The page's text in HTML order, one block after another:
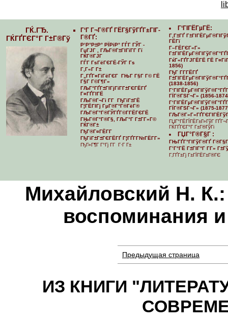
ГЌ.ГЂ.
ГЌГҐГЄГ°Г Г±Г®Гў
Г‘Г Г¬Г®ГҐ ГЁГ§ГўГҐГ±ГІГ­
Г®ГҐ:
Р‘Р°Р±Р° РЇРіР° ГЃГ ГЎГ -
ГџГЈГ , ГЉГ®Г±ГІГїГ­Г Гї
ГЌГ®ГЈГ
ГЃГ ГѕГёГЄГЁ-ГЎГ Гѕ
Г‚Г«Г Г±
Г„ГҐГ¤ГіГёГЄГ ГЊГ Г§Г Г© ГЁ
Г§Г Г©Г¶Г»
ГЉГ°ГҐГ±ГІГјГїГ­Г±ГЄГЁГҐ
Г¤ГҐГІГЁ
ГЉГ®Г¬Гі Г­Г ГђГіГ±ГЁ
Г¦ГЁГІГј ГµГ®Г°Г®ГёГ®
ГЉГ®Г°Г®ГЎГҐГ©Г­ГЁГЄГЁ
ГЊГ®Г°Г®Г§, ГЉГ°Г Г±Г­Г»Г©
ГЌГ®Г±
ГђГ®Г¤ГЁГ­Г
ГђГіГ±Г±ГЄГЁГҐ Г¦ГҐГ­Г№ГЁГ­Г»
ГђГ»Г¶Г Г°Гј Г­Г Г·Г Г±
Г‘ГІГЁГµГЁ:
Г‚Г±ГҐ
ГЁГї
Г–ГЁГЄГ«Г»
ГќГ«ГҐГЈГЁГЁ ГЁ
1856)
ГђГ Г­Г­ГЁГҐ
(1838-1856)
ГЇГ®ГЅГ¬Г» (1856-
ГЇГ®ГЅГ¬Г» (1875-
ГЏГ°ГЁГЇГЁГ±Г»ГўГ
ГЌГҐГЄГ°Г Г±Г®ГўГі
ГЏГ°Г®Г§Г :
ГЊГҐГ°ГІГўГ®ГҐ
Г’Г°ГЁ Г±ГІГ°Г Г­Г»
Г‚ГҐГ±Гј Г±ГЇГЁГ±Г®ГЄ
Михайловский Н.
воспоминания
Предыдущая страница
ИЗ КНИГИ